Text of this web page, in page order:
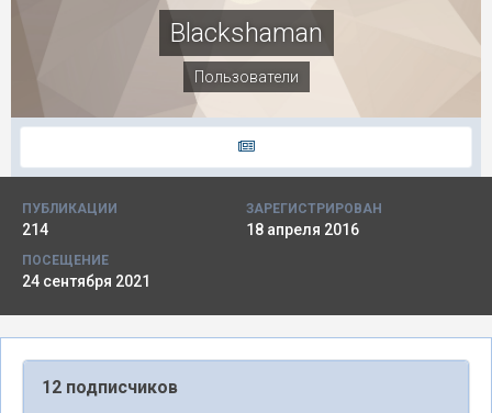
Blackshaman
Пользователи
ПУБЛИКАЦИИ
214
ЗАРЕГИСТРИРОВАН
18 апреля 2016
ПОСЕЩЕНИЕ
24 сентября 2021
12 подписчиков